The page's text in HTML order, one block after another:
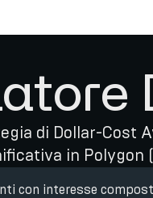
di Dollar-Cost
in Polygon
con interesse